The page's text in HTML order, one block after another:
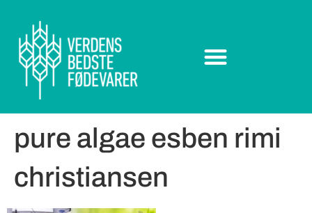
pure algae esben rimi
christiansen